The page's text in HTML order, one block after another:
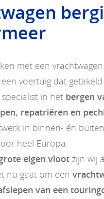
met een
voertuig dat
specialist in het bergen
repatriëren en
in binnen- én
heel Europa.
eigen vloot zijn wij
nu gaat om een
van een